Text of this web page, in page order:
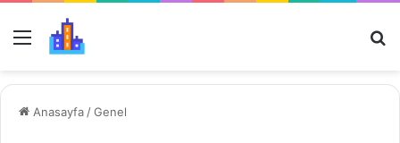
Menü
Anasayfa /Genel